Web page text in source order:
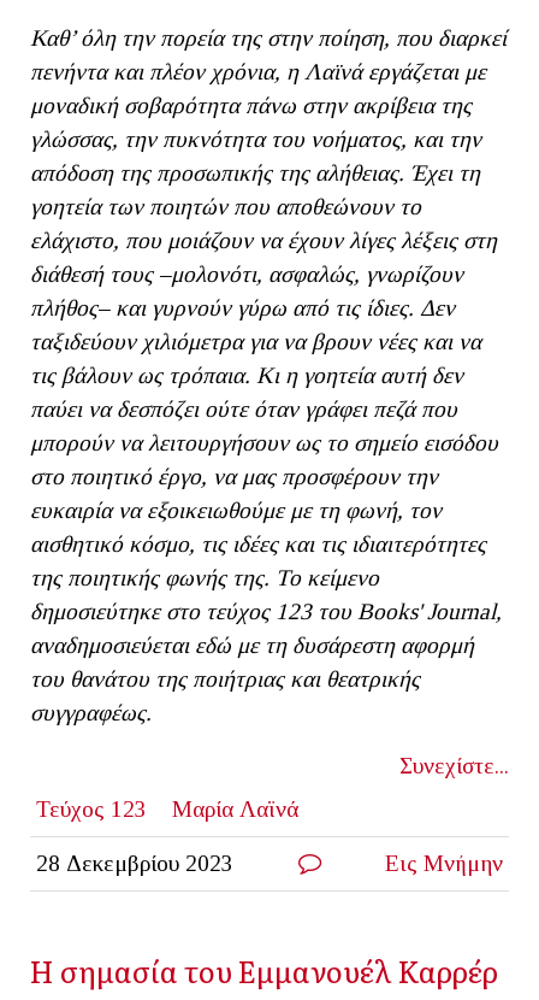
Καθ’ όλη την πορεία της στην ποίηση, που διαρκεί
πενήντα και πλέον χρόνια, η Λαϊνά εργάζεται με
μοναδική σοβαρότητα πάνω στην ακρίβεια της
γλώσσας, την πυκνότητα του νοήματος, και την
απόδοση της προσωπικής της αλήθειας. Έχει τη
γοητεία των ποιητών που αποθεώνουν το
ελάχιστο, που μοιάζουν να έχουν λίγες λέξεις στη
διάθεσή τους –μολονότι, ασφαλώς, γνωρίζουν
πλήθος– και γυρνούν γύρω από τις ίδιες. Δεν
ταξιδεύουν χιλιόμετρα για να βρουν νέες και να
τις βάλουν ως τρόπαια. Κι η γοητεία αυτή δεν
παύει να δεσπόζει ούτε όταν γράφει πεζά που
μπορούν να λειτουργήσουν ως το σημείο εισόδου
στο ποιητικό έργο, να μας προσφέρουν την
ευκαιρία να εξοικειωθούμε με τη φωνή, τον
αισθητικό κόσμο, τις ιδέες και τις ιδιαιτερότητες
της ποιητικής φωνής της. To κείμενο
δημοσιεύτηκε στο τεύχος 123 του Books' Journal,
αναδημοσιεύεται εδώ με τη δυσάρεστη αφορμή
του θανάτου της ποιήτριας και θεατρικής
συγγραφέως.
Συνεχίστε...
Τεύχος 123
Μαρία Λαϊνά
28 Δεκεμβρίου 2023 Εις Μνήμην
H σημασία του Εμμανουέλ Καρρέρ